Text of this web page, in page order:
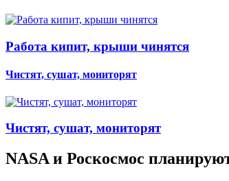
Работа кипит, крыши чинятся
Чистят, сушат, мониторят
Чистят, сушат, мониторят
NASA и Роскосмос